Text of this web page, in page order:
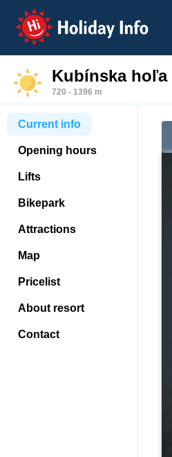
Holiday Info
Kubínska hoľa
720 - 1396 m
Current info
Opening hours
Lifts
Bikepark
Attractions
Map
Pricelist
About resort
Contact